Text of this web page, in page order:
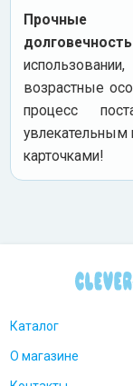
Прочные
долговечность
возрастные
процесс
увлекательным
карточками!
Каталог
О магазине